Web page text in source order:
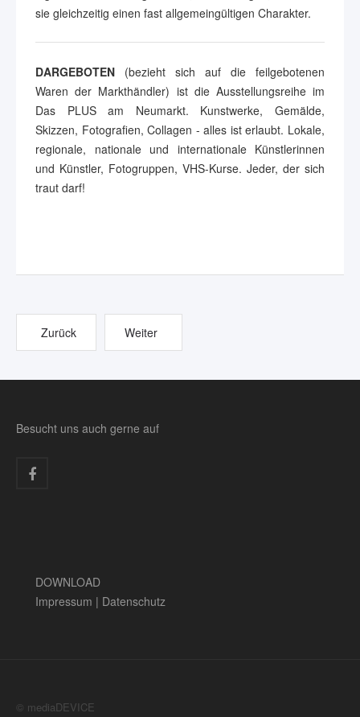
sie gleichzeitig einen fast allgemeingültigen Charakter.
DARGEBOTEN (bezieht sich auf die feilgebotenen
Waren der Markthändler) ist die Ausstellungsreihe im
Das PLUS am Neumarkt. Kunstwerke, Gemälde,
Skizzen, Fotografien, Collagen - alles ist erlaubt. Lokale,
regionale, nationale und internationale Künstlerinnen
und Künstler, Fotogruppen, VHS-Kurse. Jeder, der sich
traut darf!
Zurück Weiter
Besucht uns auch gerne auf
DOWNLOAD
Impressum | Datenschutz
© mediaDEVICE